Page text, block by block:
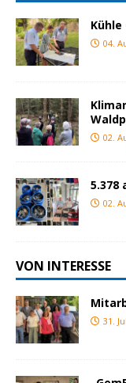
04.
02.
02.
VON INTERESSE
31.